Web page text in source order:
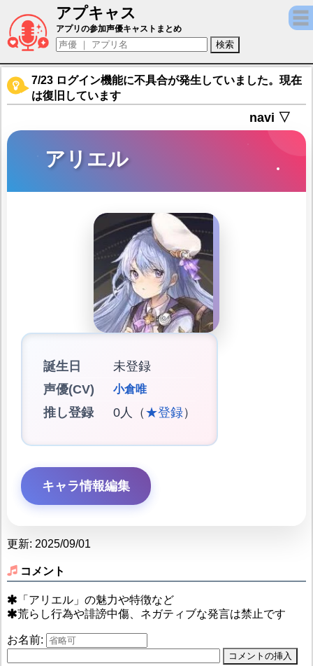
アプキャス
アリエル（声優：小倉唯)【エターナルツリ
アプリの参加声優キャストまとめ
7/23 ログイン機能に不具合が発生していました。現在
は復旧しています
navi ▽
アリエル
誕生日
未登録
声優(CV)
小倉唯
推し登録 0人（ ★登録）
キャラ情報編集
更新: 2025/09/01
コメント
「アリエル」の魅力や特徴など
荒らし行為や誹謗中傷、ネガティブな発言は禁止です
お名前: